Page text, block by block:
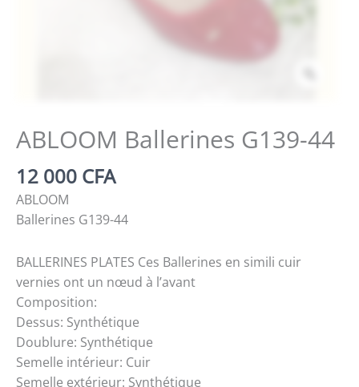
ABLOOM Ballerines G139-44
12 000 CFA
ABLOOM
Ballerines G139-44
BALLERINES PLATES Ces Ballerines en simili cuir
vernies ont un nœud à l’avant
Composition:
Dessus: Synthétique
Doublure: Synthétique
Semelle intérieur: Cuir
Semelle extérieur: Synthétique